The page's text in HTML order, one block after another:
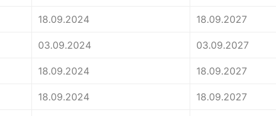
18.09.2024 18.09.2027
03.09.2024 03.09.2027
18.09.2024 18.09.2027
18.09.2024 18.09.2027